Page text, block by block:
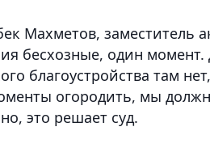
Махметов, заместитель
бесхозные, один
благоустройства там
огородить, мы
это решает суд.